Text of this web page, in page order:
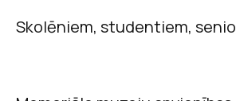
Skolēniem, studentiem,